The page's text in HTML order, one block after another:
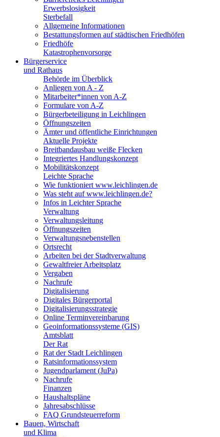
Erwerbslosigkeit
Sterbefall
Allgemeine Informationen
Bestattungsformen auf städtischen Friedhöfen
Friedhöfe
Katastrophenvorsorge
Bürgerservice
und Rathaus
Behörde im Überblick
Anliegen von A - Z
Mitarbeiter*innen von A-Z
Formulare von A-Z
Bürgerbeteiligung in Leichlingen
Öffnungszeiten
Ämter und öffentliche Einrichtungen
Aktuelle Projekte
Breitbandausbau weiße Flecken
Integriertes Handlungskonzept
Mobilitätskonzept
Leichte Sprache
Wie funktioniert www.leichlingen.de
Was steht auf www.leichlingen.de?
Infos in Leichter Sprache
Verwaltung
Verwaltungsleitung
Öffnungszeiten
Verwaltungsnebenstellen
Ortsrecht
Arbeiten bei der Stadtverwaltung
Gewaltfreier Arbeitsplatz
Vergaben
Nachrufe
Digitalisierung
Digitales Bürgerportal
Digitalisierungsstrategie
Online Terminvereinbarung
Geoinformationssysteme (GIS)
Amtsblatt
Der Rat
Rat der Stadt Leichlingen
Ratsinformationssystem
Jugendparlament (JuPa)
Nachrufe
Finanzen
Haushaltspläne
Jahresabschlüsse
FAQ Grundsteuerreform
Bauen, Wirtschaft
und Klima